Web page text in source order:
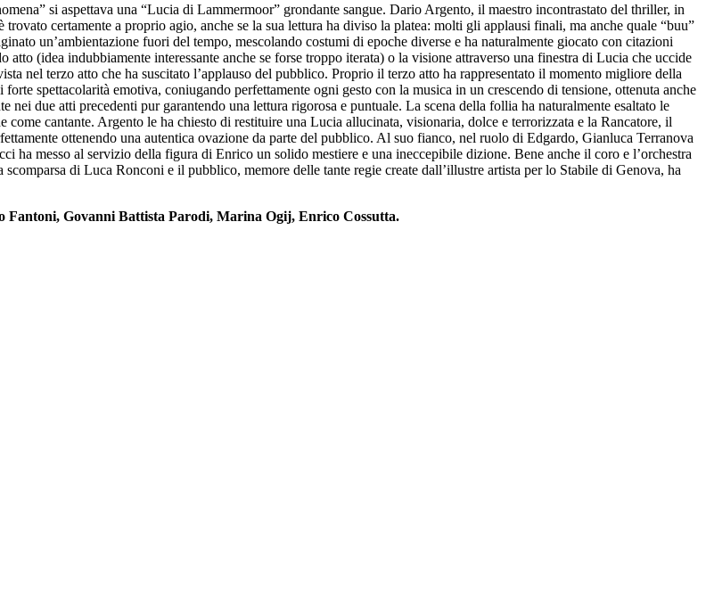
si aspettava una “Lucia di Lammermoor” grondante sangue. Dario Argento, il maestro incontrastato del thriller, in
certamente a proprio agio, anche se la sua lettura ha diviso la platea: molti gli applausi finali, ma anche quale “buu”
un’ambientazione fuori del tempo, mescolando costumi di epoche diverse e ha naturalmente giocato con citazioni
(idea indubbiamente interessante anche se forse troppo iterata) o la visione attraverso una finestra di Lucia che uccide
nel terzo atto che ha suscitato l’applauso del pubblico. Proprio il terzo atto ha rappresentato il momento migliore della
spettacolarità emotiva, coniugando perfettamente ogni gesto con la musica in un crescendo di tensione, ottenuta anche
due atti precedenti pur garantendo una lettura rigorosa e puntuale. La scena della follia ha naturalmente esaltato le
cantante. Argento le ha chiesto di restituire una Lucia allucinata, visionaria, dolce e terrorizzata e la Rancatore, il
ottenendo una autentica ovazione da parte del pubblico. Al suo fianco, nel ruolo di Edgardo, Gianluca Terranova
ha messo al servizio della figura di Enrico un solido mestiere e una ineccepibile dizione. Bene anche il coro e l’orchestra
di Luca Ronconi e il pubblico, memore delle tante regie create dall’illustre artista per lo Stabile di Genova, ha
Fantoni, Govanni Battista Parodi, Marina Ogij, Enrico Cossutta.